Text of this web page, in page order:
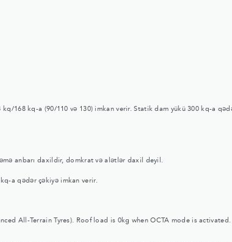
168 kq-a (90/110 və 130) imkan verir. Statik dam yükü 300 kq-a
anbarı daxildir, domkrat və alətlər daxil deyil.
a qədər çəkiyə imkan verir.
All-Terrain Tyres). Roof load is 0kg when OCTA mode is activated.